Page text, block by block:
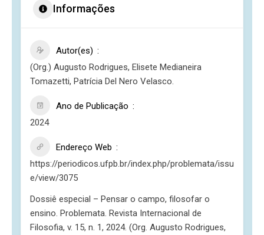
Informações
Autor(es)
(Org.) Augusto Rodrigues, Elisete Medianeira
Tomazetti, Patrícia Del Nero Velasco.
Ano de Publicação
2024
Endereço Web
https://periodicos.ufpb.br/index.php/problemata/issu
e/view/3075
Dossiê especial – Pensar o campo, filosofar o
ensino. Problemata. Revista Internacional de
Filosofia, v. 15, n. 1, 2024. (Org. Augusto Rodrigues,